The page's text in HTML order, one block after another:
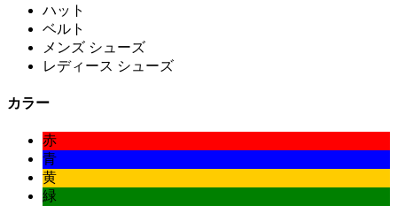
ハット
ベルト
メンズ シューズ
レディース シューズ
カラー
赤
青
黄
緑